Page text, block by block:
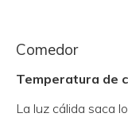
Comedor
Temperatura de
La luz cálida saca